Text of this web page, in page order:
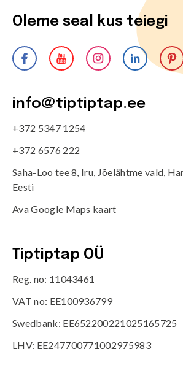
Oleme seal kus teiegi
info@tiptiptap.ee
+372 5347 1254
+372 6576 222
Saha-Loo tee 8, Iru, Jõelähtme vald,
Eesti
Ava Google Maps kaart
Tiptiptap OÜ
Reg. no: 11043461
VAT no: EE100936799
Swedbank: EE652200221025165725
LHV: EE247700771002975983